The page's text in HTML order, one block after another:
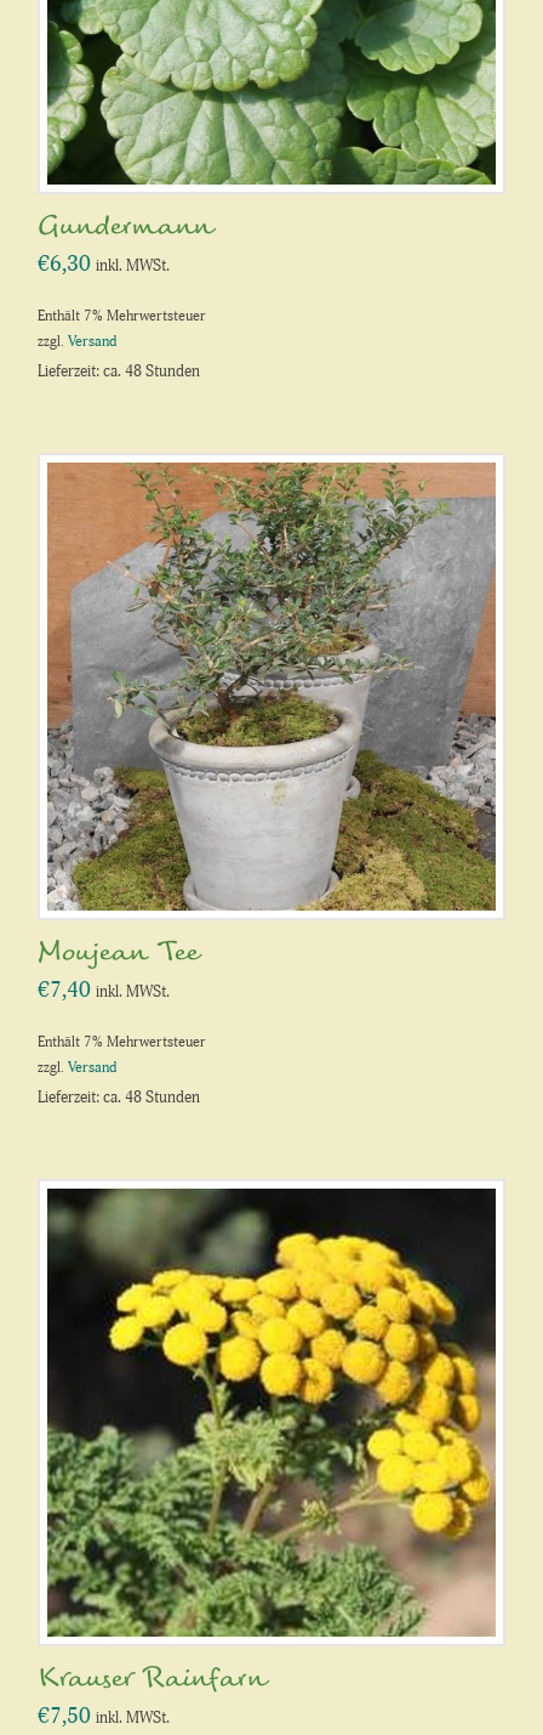
Gundermann
€6,30 inkl. MWSt.
Enthält 7% Mehrwertsteuer
zzgl.Versand
Lieferzeit: ca. 48 Stunden
Moujean Tee
€7,40 inkl. MWSt.
Enthält 7% Mehrwertsteuer
zzgl.Versand
Lieferzeit: ca. 48 Stunden
Krauser Rainfarn
€7,50 inkl. MWSt.